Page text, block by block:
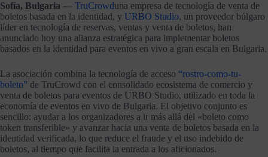
Sofía, Bulgaria — TruCrowduna empresa de tecnología de venta de
boletos basada en la identidad, y URBO Studio, un proveedor búlgaro
líder en tecnología de reservas, ventas y venta de boletos, han
anunciado hoy una alianza estratégica para implementar boletos
basados en la identidad para eventos en vivo a gran escala en Bulgaria.
La asociación combina la tecnología de acceso “rostro-como-tu-
boleto” de TruCrowd con el consolidado ecosistema de comercio y
venta de boletos para eventos de URBO Studio, utilizado en toda la
economía de eventos en vivo de Bulgaria. El objetivo conjunto es
sencillo: ayudar a los organizadores a ir más allá del «boleto como
token transferible» y avanzar hacia una venta de boletos basada en la
identidad verificada, lo que reduce el fraude y el uso indebido de
boletos, al tiempo que facilita la entrada a los aficionados.